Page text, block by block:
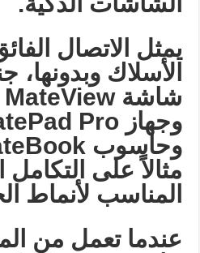
يمثل الاتصال
الأسلاك
شاشة HUAWEI MateView
وجهاز MatePad Pro
وحاسوب
مثالاً على التكامل
المناسب لأنماط
عندما تعمل من